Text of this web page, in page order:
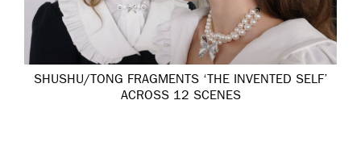
SHUSHU/TONG FRAGMENTS ‘THE INVENTED SELF’
ACROSS 12 SCENES